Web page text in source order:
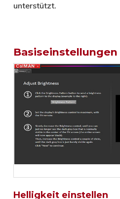
unterstützt.
Basiseinstellungen
Helligkeit einstellen